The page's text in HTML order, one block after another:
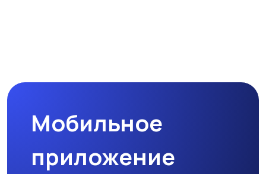
Мобильное
приложение